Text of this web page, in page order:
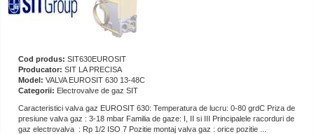
Cod produs: SIT630EUROSIT
Producator: SIT LA PRECISA
Model: VALVA EUROSIT 630 13-48C
Categorii: Electrovalve de gaz SIT
Caracteristici valva gaz EUROSIT 630: Temperatura de lucru: 0-80 grdC Priza de
presiune valva gaz : 3-18 mbar Familia de gaze: I, II si III Principalele racorduri de
gaz electrovalva : Rp 1/2 ISO 7 Pozitie montaj valva gaz : orice pozitie ...